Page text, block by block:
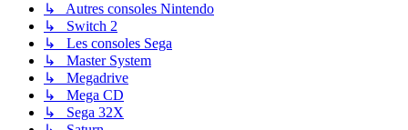
↳ Autres consoles Nintendo
↳ Switch 2
↳ Les consoles Sega
↳ Master System
↳ Megadrive
↳ Mega CD
↳ Sega 32X